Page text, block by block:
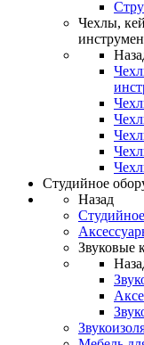
Чехлы,
Студийное
Назад
Звуковые